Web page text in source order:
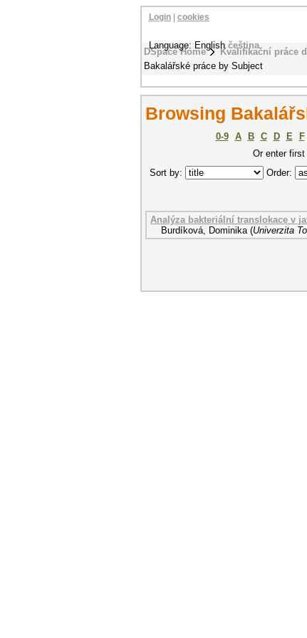
DSpace Home Kvalifikační práce
Bakalářské práce by Subject
Login cookies
Language: Englishčeština
Browsing
0-9 A B C D E F
Or enter
Sort by:
Order:
Analýza bakteriální translokace v
Burdíková, Dominika (Univerzita